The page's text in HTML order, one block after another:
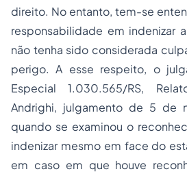
direito. No entanto, tem-se
responsabilidade em indenizar
não tenha sido considerada
perigo. A esse respeito, o
Especial 1.030.565/RS,
Andrighi, julgamento de 5 de
quando se examinou o
indenizar mesmo em face do
em caso em que houve